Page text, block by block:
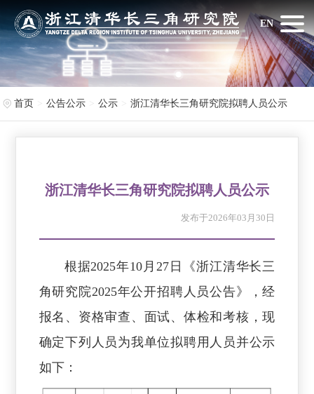
EN
首页 公告公示 公示 浙江清华长三角研究院拟聘人员公示
浙江清华长三角研究院拟聘人员公示
发布于2026年03月30日
根据2025年10月27日《浙江清华长三
角研究院2025年公开招聘人员公告》，经
报名、资格审查、面试、体检和考核，现
确定下列人员为我单位拟聘用人员并公示
如下：